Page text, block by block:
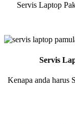
Servis Laptop
Servis
Kenapa anda harus